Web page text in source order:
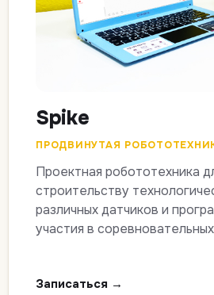
Spike
ПРОДВИНУТАЯ
Проектная робототехника
строительству
различных датчиков и
участия в
Записаться →